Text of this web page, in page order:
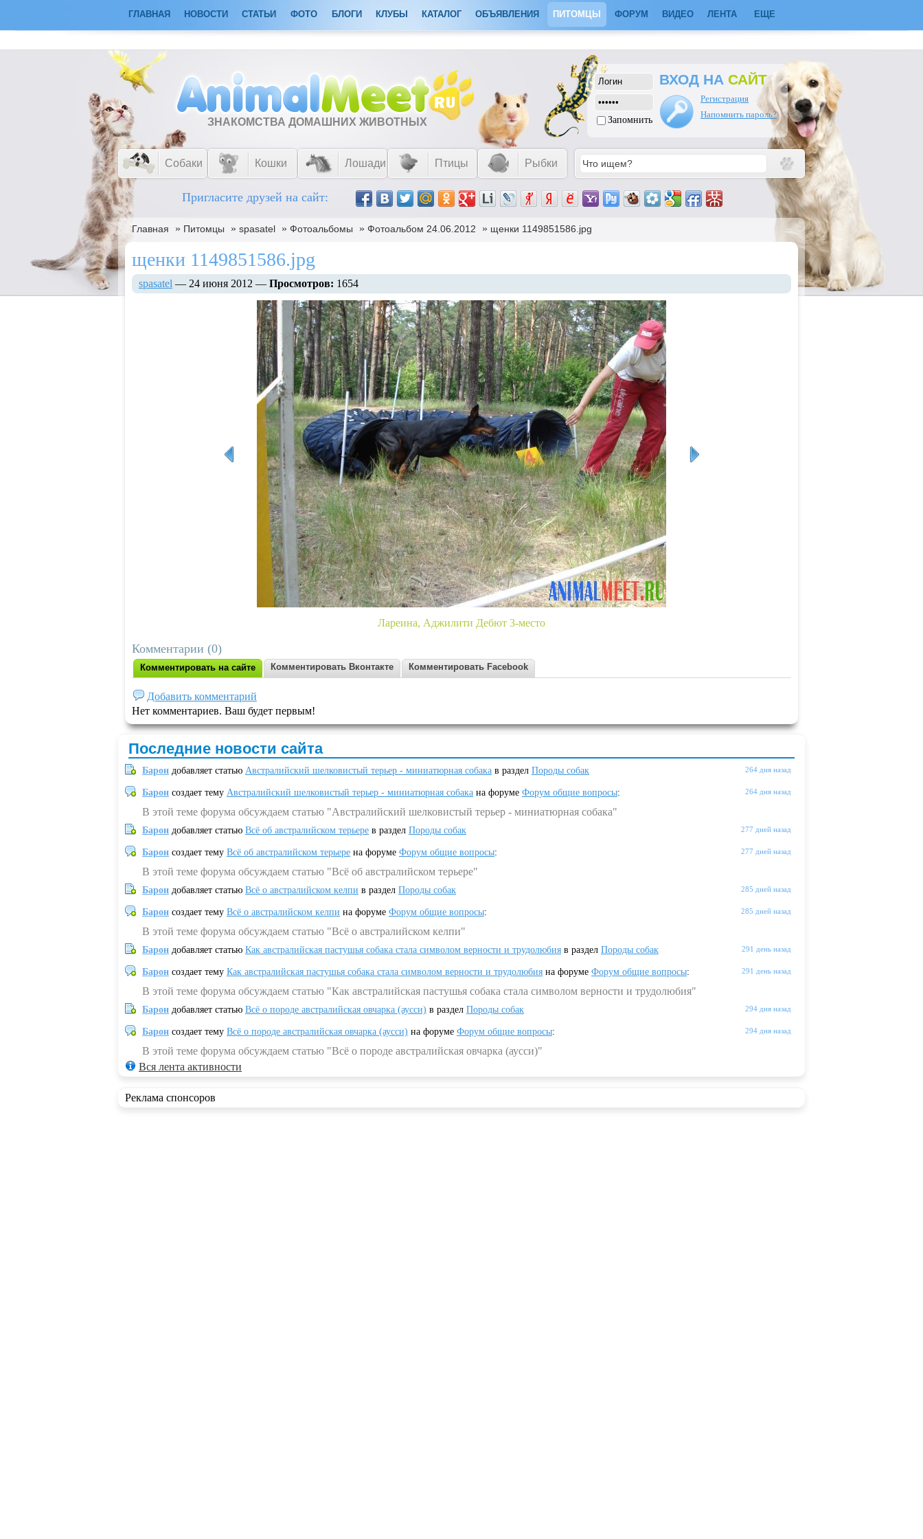
ГЛАВНАЯ НОВОСТИ СТАТЬИ ФОТО БЛОГИ КЛУБЫ КАТАЛОГ ОБЪЯВЛЕНИЯ ПИТОМЦЫ ФОРУМ ВИДЕО ЛЕНТА ЕЩЕ
ЗНАКОМСТВА ДОМАШНИХ ЖИВОТНЫХ Запомнить
ВХОД НА САЙТ
Регистрация
Напомнить пароль?
Собаки Кошки Лошади Птицы Рыбки
Пригласите друзей на сайт:
Главная » Питомцы » spasatel » Фотоальбомы » Фотоальбом 24.06.2012 » щенки 1149851586.jpg
щенки 1149851586.jpg
spasatel — 24 июня 2012 — Просмотров: 1654
Лареина, Аджилити Дебют 3-место
Комментарии (0)
Комментировать на сайте Комментировать Вконтакте Комментировать Facebook
Добавить комментарий
Нет комментариев. Ваш будет первым!
Последние новости сайта
264 дня назад
Барон добавляет статью Австралийский шелковистый терьер - миниатюрная собака в раздел Породы собак
264 дня назад
Барон создает тему Австралийский шелковистый терьер - миниатюрная собака на форуме Форум общие вопросы:
В этой теме форума обсуждаем статью "Австралийский шелковистый терьер - миниатюрная собака"
277 дней назад
Барон добавляет статью Всё об австралийском терьере в раздел Породы собак
277 дней назад
Барон создает тему Всё об австралийском терьере на форуме Форум общие вопросы:
В этой теме форума обсуждаем статью "Всё об австралийском терьере"
285 дней назад
Барон добавляет статью Всё о австралийском келпи в раздел Породы собак
285 дней назад
Барон создает тему Всё о австралийском келпи на форуме Форум общие вопросы:
В этой теме форума обсуждаем статью "Всё о австралийском келпи"
291 день назад
Барон добавляет статью Как австралийская пастушья собака стала символом верности и трудолюбия в раздел Породы собак
291 день назад
Барон создает тему Как австралийская пастушья собака стала символом верности и трудолюбия на форуме Форум общие вопросы:
В этой теме форума обсуждаем статью "Как австралийская пастушья собака стала символом верности и трудолюбия"
294 дня назад
Барон добавляет статью Всё о породе австралийская овчарка (аусси) в раздел Породы собак
294 дня назад
Барон создает тему Всё о породе австралийская овчарка (аусси) на форуме Форум общие вопросы:
В этой теме форума обсуждаем статью "Всё о породе австралийская овчарка (аусси)"
Вся лента активности
Реклама спонсоров